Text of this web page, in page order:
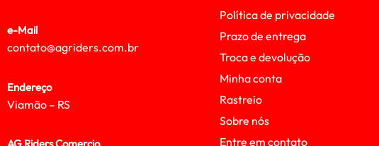
e-Mail
contato@agriders.com.br
Endereço
Viamão – RS
Política de privacidade
Prazo de entrega
Troca e devolução
Minha conta
Rastreio
Sobre nós
Entre em contato